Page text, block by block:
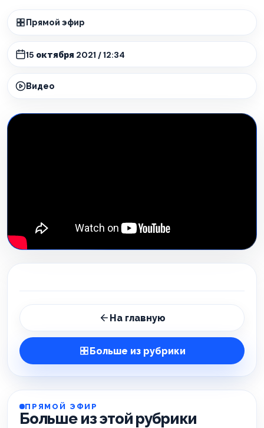
Прямой эфир
15 октября 2021 / 12:34
Видео
На главную
Больше из рубрики
ПРЯМОЙ ЭФИР
Больше из этой рубрики